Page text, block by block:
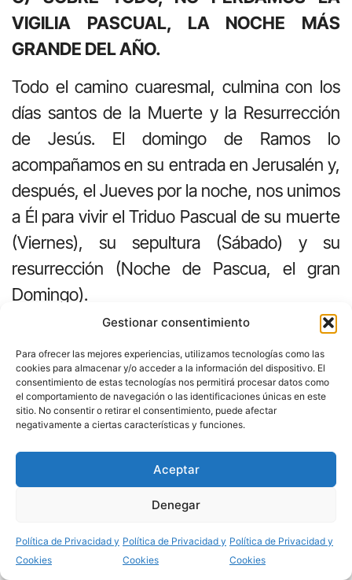
Gestionar consentimiento
Para ofrecer las mejores experiencias, utilizamos tecnologías como las
cookies para almacenar y/o acceder a la información del dispositivo. El
consentimiento de estas tecnologías nos permitirá procesar datos como
el comportamiento de navegación o las identificaciones únicas en este
sitio. No consentir o retirar el consentimiento, puede afectar
negativamente a ciertas características y funciones.
Aceptar
Denegar
Política de Privacidad y
Cookies
Política de Privacidad y
Cookies
Política de Privacidad y
Cookies
VIGILIA PASCUAL, LA NOCHE MÁS
GRANDE DEL AÑO.
Todo el camino cuaresmal, culmina con los
días santos de la Muerte y la Resurrección
de Jesús. El domingo de Ramos lo
acompañamos en su entrada en Jerusalén y,
después, el Jueves por la noche, nos unimos
a Él para vivir el Triduo Pascual de su muerte
(Viernes), su sepultura (Sábado) y su
resurrección (Noche de Pascua, el gran
Domingo).
La Noche de Pascua es para los cristianos la
noche más grande del año, la noche en la
que se hace realidad nuestra salvación, la
vida nueva de Jesús que es nuestra vida. No
podemos dejar de participar en ella. ¿Cómo
podría, un cristiano, dejar de compartir con
Jesús y con todos los hermanos el momento
culminante de la historia del amor de Dios
hacia nosotros?.